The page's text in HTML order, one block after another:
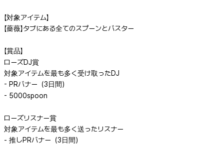
【対象アイテム】
【薔薇】タブにある全てのスプーンとバスター
【賞品】
ローズDJ賞
対象アイテムを最も多く受け取ったDJ
- PRバナー（3日間）
- 5000spoon
ローズリスナー賞
対象アイテムを最も多く送ったリスナー
- 推しPRバナー（3日間）